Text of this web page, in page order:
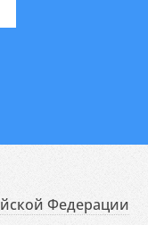
Федерации